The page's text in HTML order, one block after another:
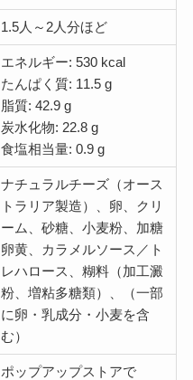
1.5人～2人分ほど
エネルギー: 530 kcal
たんぱく質: 11.5 g
脂質: 42.9 g
炭水化物: 22.8 g
食塩相当量: 0.9 g
ナチュラルチーズ（オース
トラリア製造）、卵、クリ
ーム、砂糖、小麦粉、加糖
卵黄、カラメルソース／ト
レハロース、糊料（加工澱
粉、増粘多糖類）、（一部
に卵・乳成分・小麦を含
む）
ポップアップストアで